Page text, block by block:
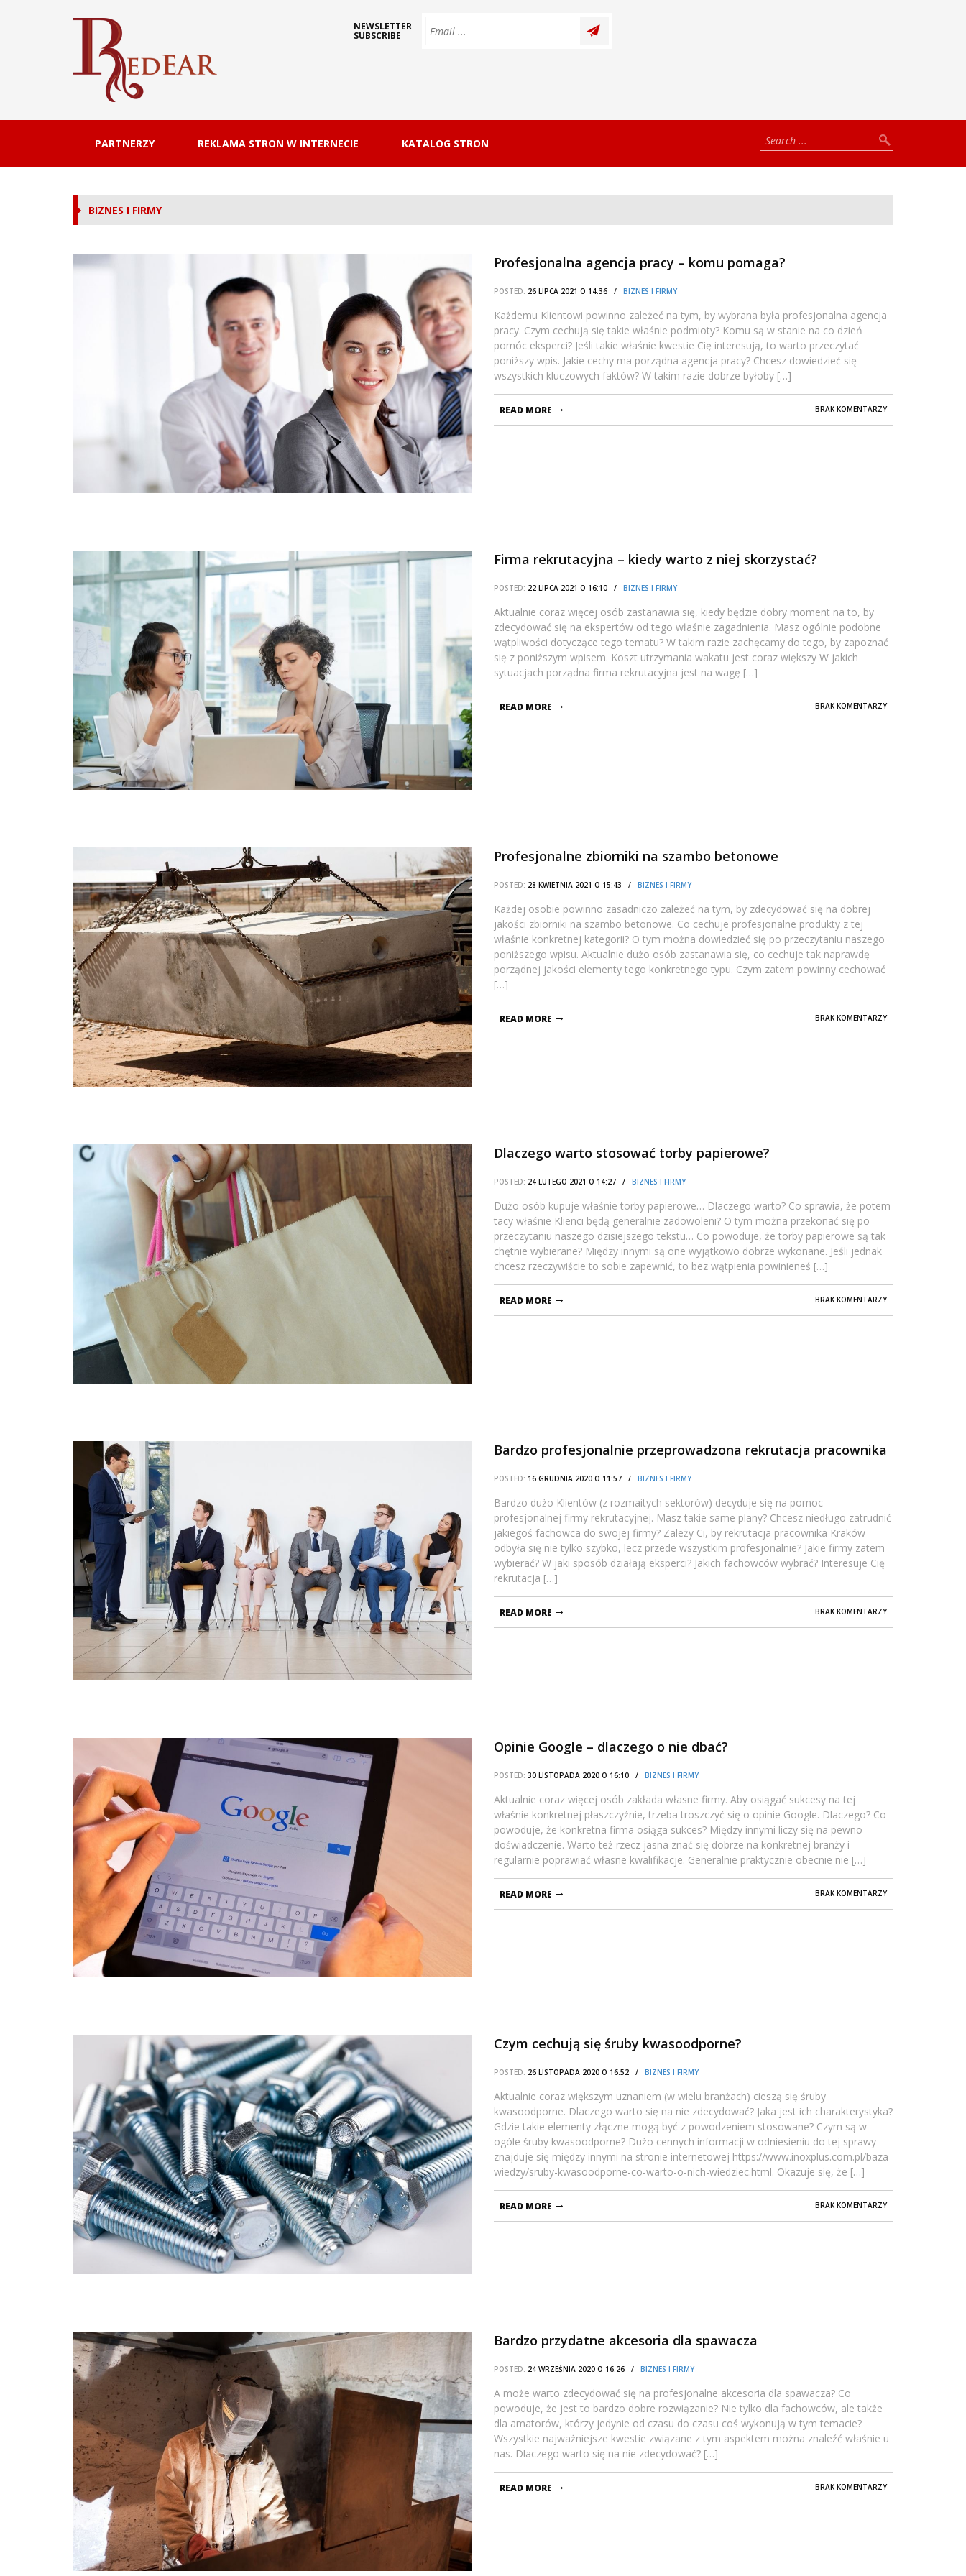
NEWSLETTER
SUBSCRIBE
PARTNERZY REKLAMA STRON W INTERNECIE KATALOG STRON
BIZNES I FIRMY
Profesjonalna agencja pracy – komu pomaga?
POSTED: 26 LIPCA 2021 O 14:36 / BIZNES I FIRMY
Każdemu Klientowi powinno zależeć na tym, by wybrana była profesjonalna agencja
pracy. Czym cechują się takie właśnie podmioty? Komu są w stanie na co dzień
pomóc eksperci? Jeśli takie właśnie kwestie Cię interesują, to warto przeczytać
poniższy wpis. Jakie cechy ma porządna agencja pracy? Chcesz dowiedzieć się
wszystkich kluczowych faktów? W takim razie dobrze byłoby […]
BRAK KOMENTARZY
READ MORE
Firma rekrutacyjna – kiedy warto z niej skorzystać?
POSTED: 22 LIPCA 2021 O 16:10 / BIZNES I FIRMY
Aktualnie coraz więcej osób zastanawia się, kiedy będzie dobry moment na to, by
zdecydować się na ekspertów od tego właśnie zagadnienia. Masz ogólnie podobne
wątpliwości dotyczące tego tematu? W takim razie zachęcamy do tego, by zapoznać
się z poniższym wpisem. Koszt utrzymania wakatu jest coraz większy W jakich
sytuacjach porządna firma rekrutacyjna jest na wagę […]
BRAK KOMENTARZY
READ MORE
Profesjonalne zbiorniki na szambo betonowe
POSTED: 28 KWIETNIA 2021 O 15:43 / BIZNES I FIRMY
Każdej osobie powinno zasadniczo zależeć na tym, by zdecydować się na dobrej
jakości zbiorniki na szambo betonowe. Co cechuje profesjonalne produkty z tej
właśnie konkretnej kategorii? O tym można dowiedzieć się po przeczytaniu naszego
poniższego wpisu. Aktualnie dużo osób zastanawia się, co cechuje tak naprawdę
porządnej jakości elementy tego konkretnego typu. Czym zatem powinny cechować
[…]
BRAK KOMENTARZY
READ MORE
Dlaczego warto stosować torby papierowe?
POSTED: 24 LUTEGO 2021 O 14:27 / BIZNES I FIRMY
Dużo osób kupuje właśnie torby papierowe… Dlaczego warto? Co sprawia, że potem
tacy właśnie Klienci będą generalnie zadowoleni? O tym można przekonać się po
przeczytaniu naszego dzisiejszego tekstu… Co powoduje, że torby papierowe są tak
chętnie wybierane? Między innymi są one wyjątkowo dobrze wykonane. Jeśli jednak
chcesz rzeczywiście to sobie zapewnić, to bez wątpienia powinieneś […]
BRAK KOMENTARZY
READ MORE
Bardzo profesjonalnie przeprowadzona rekrutacja pracownika
POSTED: 16 GRUDNIA 2020 O 11:57 / BIZNES I FIRMY
Bardzo dużo Klientów (z rozmaitych sektorów) decyduje się na pomoc
profesjonalnej firmy rekrutacyjnej. Masz takie same plany? Chcesz niedługo zatrudnić
jakiegoś fachowca do swojej firmy? Zależy Ci, by rekrutacja pracownika Kraków
odbyła się nie tylko szybko, lecz przede wszystkim profesjonalnie? Jakie firmy zatem
wybierać? W jaki sposób działają eksperci? Jakich fachowców wybrać? Interesuje Cię
rekrutacja […]
BRAK KOMENTARZY
READ MORE
Opinie Google – dlaczego o nie dbać?
POSTED: 30 LISTOPADA 2020 O 16:10 / BIZNES I FIRMY
Aktualnie coraz więcej osób zakłada własne firmy. Aby osiągać sukcesy na tej
właśnie konkretnej płaszczyźnie, trzeba troszczyć się o opinie Google. Dlaczego? Co
powoduje, że konkretna firma osiąga sukces? Między innymi liczy się na pewno
doświadczenie. Warto też rzecz jasna znać się dobrze na konkretnej branży i
regularnie poprawiać własne kwalifikacje. Generalnie praktycznie obecnie nie […]
BRAK KOMENTARZY
READ MORE
Czym cechują się śruby kwasoodporne?
POSTED: 26 LISTOPADA 2020 O 16:52 / BIZNES I FIRMY
Aktualnie coraz większym uznaniem (w wielu branżach) cieszą się śruby
kwasoodporne. Dlaczego warto się na nie zdecydować? Jaka jest ich charakterystyka?
Gdzie takie elementy złączne mogą być z powodzeniem stosowane? Czym są w
ogóle śruby kwasoodporne? Dużo cennych informacji w odniesieniu do tej sprawy
znajduje się między innymi na stronie internetowej https://www.inoxplus.com.pl/baza-
wiedzy/sruby-kwasoodporne-co-warto-o-nich-wiedziec.html. Okazuje się, że […]
BRAK KOMENTARZY
READ MORE
Bardzo przydatne akcesoria dla spawacza
POSTED: 24 WRZEŚNIA 2020 O 16:26 / BIZNES I FIRMY
A może warto zdecydować się na profesjonalne akcesoria dla spawacza? Co
powoduje, że jest to bardzo dobre rozwiązanie? Nie tylko dla fachowców, ale także
dla amatorów, którzy jedynie od czasu do czasu coś wykonują w tym temacie?
Wszystkie najważniejsze kwestie związane z tym aspektem można znaleźć właśnie u
nas. Dlaczego warto się na nie zdecydować? […]
BRAK KOMENTARZY
READ MORE